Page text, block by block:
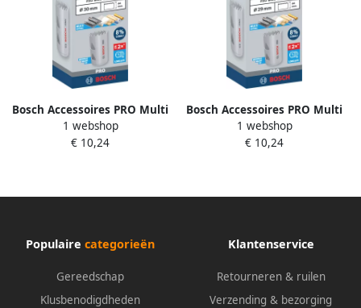
Bosch Accessoires PRO Multi
Material gatzaag | 30 mm |
met schroefdraad
1 webshop
€ 10,24
Bosch Accessoires PRO Multi
Material gatzaag | 29 mm |
met schroefdraad
1 webshop
€ 10,24
Populaire categorieën
Gereedschap
Klusbenodigdheden
Klantenservice
Retourneren & ruilen
Verzending & bezorging